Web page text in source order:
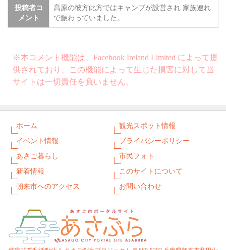
投稿者コ
メント
高原の彼方此方ではキャンプが設営され 家族連れ
で賑わっていました。
※本コメント機能は、Facebook Ireland Limited によって提
供されており、この機能によって生じた損害に対して当
サイトは一切責任を負いません。
ホーム
観光スポット情報
イベント情報
プライバシーポリシー
あさご暮らし
市民フォト
新着情報
このサイトについて
朝来市へのアクセス
お問い合わせ